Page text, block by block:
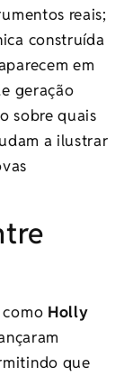
reais;
construída
em
geração
sobre quais
a ilustrar
Holly
que